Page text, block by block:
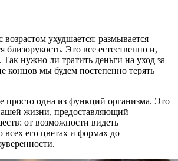
ухудшается: размывается
близорукость. Это все естественно и,
нужно ли тратить деньги на уход за
концов мы будем постепенно терять
просто одна из функций организма. Это
жизни, предоставляющий
от возможности видеть
его цветах и формах до